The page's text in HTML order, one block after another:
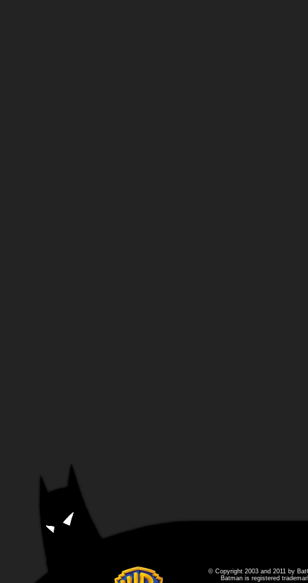
© Copyright 2003 and 2011 by
Batman is registered